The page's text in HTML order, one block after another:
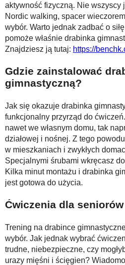
aktywność fizyczną. Nie wszyscy
Nordic walking, spacer
wybór. Warto jednak zadbać o
pomoże właśnie drabinka
Znajdziesz ją tutaj: https://
Gdzie zainstalować
gimnastyczną?
Jak się okazuje drabinka
funkcjonalny przyrząd do
nawet we własnym domu, tak
działowej i nośnej. Z tego
w mieszkaniach i zwykłych
Specjalnymi śrubami wkręcasz
Kilka minut montażu i drabinka
jest gotowa do użycia.
Ćwiczenia dla
Trening na drabince
wybór. Jak jednak wybrać
trudne, niebezpieczne, czy
urazy mięśni i ścięgien?